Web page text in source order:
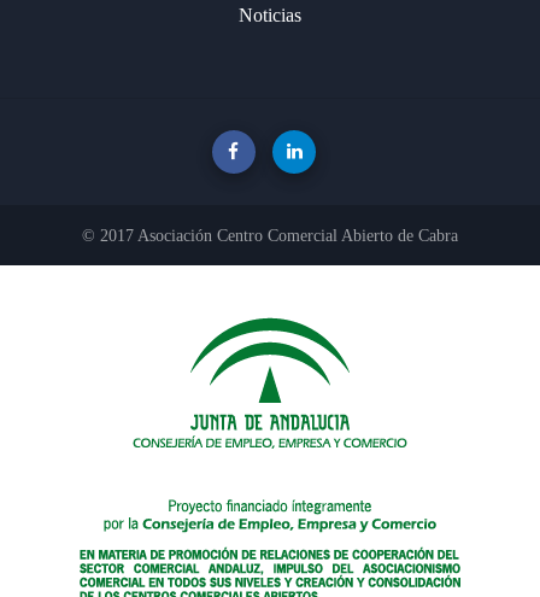
Noticias
© 2017 Asociación Centro Comercial Abierto de Cabra